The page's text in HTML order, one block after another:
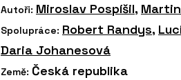
Autoři: Miroslav Pospíšil,
Spolupráce: Robert Randys,
Daria Johanesová
Země: Česká republika